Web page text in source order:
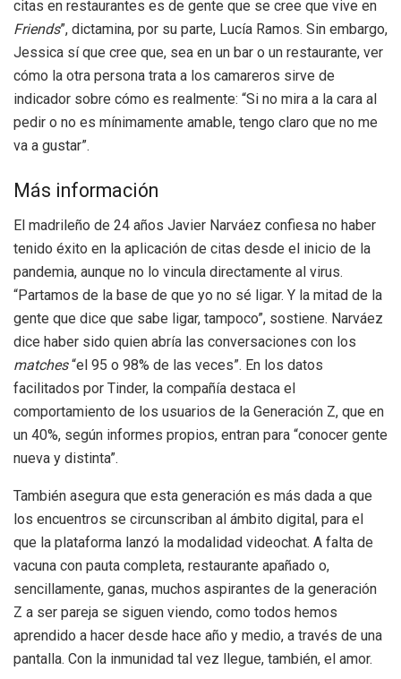
citas en restaurantes es de gente que se cree que vive en
Friends”, dictamina, por su parte, Lucía Ramos. Sin embargo,
Jessica sí que cree que, sea en un bar o un restaurante, ver
cómo la otra persona trata a los camareros sirve de
indicador sobre cómo es realmente: “Si no mira a la cara al
pedir o no es mínimamente amable, tengo claro que no me
va a gustar”.
Más información
El madrileño de 24 años Javier Narváez confiesa no haber
tenido éxito en la aplicación de citas desde el inicio de la
pandemia, aunque no lo vincula directamente al virus.
“Partamos de la base de que yo no sé ligar. Y la mitad de la
gente que dice que sabe ligar, tampoco”, sostiene. Narváez
dice haber sido quien abría las conversaciones con los
matches“el 95 o 98% de las veces”. En los datos
facilitados por Tinder, la compañía destaca el
comportamiento de los usuarios de la Generación Z, que en
un 40%, según informes propios, entran para “conocer gente
nueva y distinta”.
También asegura que esta generación es más dada a que
los encuentros se circunscriban al ámbito digital, para el
que la plataforma lanzó la modalidad videochat. A falta de
vacuna con pauta completa, restaurante apañado o,
sencillamente, ganas, muchos aspirantes de la generación
Z a ser pareja se siguen viendo, como todos hemos
aprendido a hacer desde hace año y medio, a través de una
pantalla. Con la inmunidad tal vez llegue, también, el amor.